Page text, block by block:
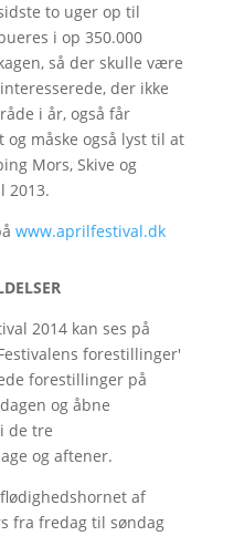
to uger op til
i op 350.000
så der skulle være
der ikke
i år, også får
måske også lyst til at
Mors, Skive og
2013.
www.aprilfestival.dk
2014 kan ses på
forestillinger'
forestillinger på
og åbne
de tre
og aftener.
af
fra fredag til søndag